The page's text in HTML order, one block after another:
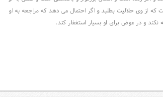
از وی حلالیت بطلبد و اگر احتمال می دهد که مراجعه به او
و در عوض برای او بسیار استغفار کند.